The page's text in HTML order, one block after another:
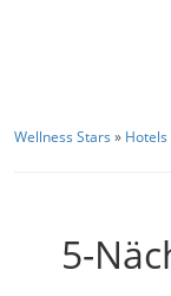
Wellness Stars » Hotels
5-